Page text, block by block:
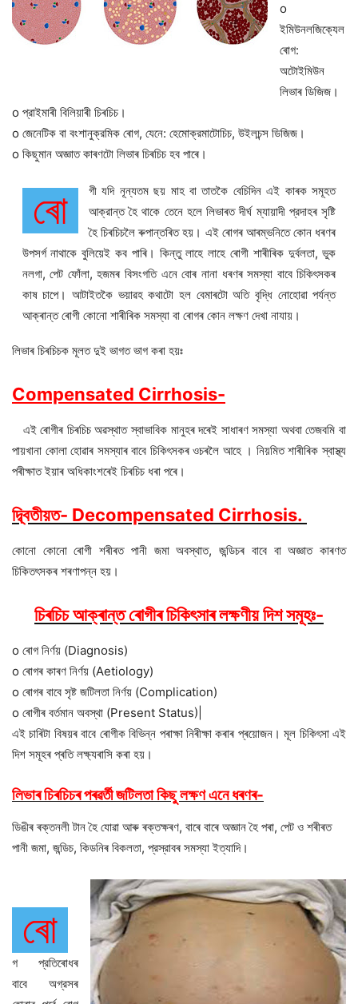
o
ইমিউনলজিক্যেল
ৰোগ:
অটোইমিউন
লিভাৰ ডিজিজ।
o প্রাইমাৰী বিলিয়াৰী চিৰচিচ।
o জেনেটিক বা বংশানুক্রমিক ৰোগ, যেনে: হেমোক্রমাটোচিচ, উইলচন্স ডিজিজ।
o কিছুমান অজ্ঞাত কাৰণটো লিভাৰ চিৰচিচ হব পাৰে।
ৰো
গী যদি নূন্যতম ছয় মাহ বা তাতকৈ বেচিদিন এই কাৰক সমূহত
আক্রান্ত হৈ থাকে তেনে হলে লিভাৰত দীর্ঘ ম্যায়াদী প্রদাহৰ সৃষ্টি
হৈ চিৰচিচলৈ ৰুপান্তৰিত হয়। এই ৰোগৰ আৰম্ভনিতে কোন ধৰণৰ
উপসর্গ নাথাকে বুলিয়েই কব পাৰি। কিন্তু লাহে লাহে ৰোগী শাৰীৰিক দুর্বলতা, ভুক
নলগা, পেট ফোঁলা, হজমৰ বিসংগতি এনে বোৰ নানা ধৰণৰ সমস্যা বাবে চিকিৎসকৰ
কাষ চাপে। আটাইতকৈ ভয়াৱহ কথাটো হল বেমাৰটো অতি বৃদ্ধি নোহোৱা পৰ্যন্ত
আক্ৰান্ত ৰোগী কোনো শাৰীৰিক সমস্যা বা ৰোগৰ কোন লক্ষণ দেখা নাযায়।
লিভাৰ চিৰচিচক মূলত দুই ভাগত ভাগ কৰা হয়ঃ
Compensated Cirrhosis-
এই ৰোগীৰ চিৰচিচ অৱস্থাত স্বাভাবিক মানুহৰ দৰেই সাধাৰণ সমস্যা অথবা তেজবমি বা
পায়খানা কোলা হোৱাৰ সমস্যাৰ বাবে চিকিৎসকৰ ওচৰলৈ আহে । নিয়মিত শাৰীৰিক স্বাস্থ্য
পৰীক্ষাত ইয়াৰ অধিকাংশৰেই চিৰচিচ ধৰা পৰে।
দ্ব্বিতীয়ত- Decompensated Cirrhosis.
কোনো কোনো ৰোগী শৰীৰত পানী জমা অবস্থাত, জন্ডিচৰ বাবে বা অজ্ঞাত কাৰণত
চিকিতৎসকৰ শৰণাপন্ন হয়।
চিৰচিচ আক্ৰান্ত ৰোগীৰ চিকিৎসাৰ লক্ষণীয় দিশ সমূহঃ-
o ৰোগ নির্ণয় (Diagnosis)
o ৰোগৰ কাৰণ নির্ণয় (Aetiology)
o ৰোগৰ বাবে সৃষ্ট জটিলতা নির্ণয় (Complication)
o ৰোগীৰ বর্তমান অবস্থা (Present Status)|
এই চাৰিটা বিষয়ৰ বাবে ৰোগীক বিভিন্ন পৰাক্ষা নিৰীক্ষা কৰাৰ প্ৰয়োজন। মূল চিকিৎসা এই
দিশ সমূহৰ প্ৰতি লক্ষ্যৰাসি কৰা হয়।
লিভাৰ চিৰচিচৰ পৰৱৰ্তী জটিলতা কিছু লক্ষণ এনে ধৰণৰ-
ডিঙীৰ ৰক্তনলী টান হৈ যোৱা আৰু ৰক্তক্ষৰণ, বাৰে বাৰে অজ্ঞান হৈ পৰা, পেট ও শৰীৰত
পানী জমা, জন্ডিচ, কিডনিৰ বিকলতা, প্রস্রাবৰ সমস্যা ইত্যাদি।
ৰো
গ প্রতিৰোধৰ
বাবে অগ্রসৰ